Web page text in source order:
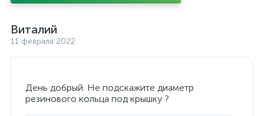
Виталий
11 февраля 2022
День добрый. Не подскажите диаметр
резинового кольца под крышку ?